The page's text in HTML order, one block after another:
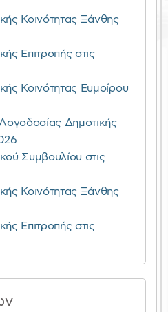
Κοινότητας Ξάνθης
Επιτροπής στις
Κοινότητας Ευμοίρου
Δημοτικής
Συμβουλίου στις
Κοινότητας Ξάνθης
Επιτροπής στις